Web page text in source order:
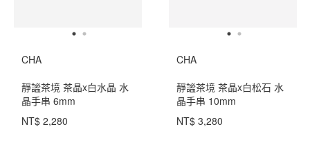
CHA
靜謐茶境 茶晶x白水晶 水
晶手串 6mm
NT$ 2,280
CHA
靜謐茶境 茶晶x白松石 水
晶手串 10mm
NT$ 3,280